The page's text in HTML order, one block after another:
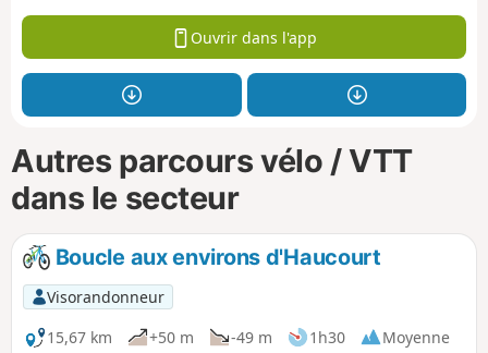
Ouvrir dans l'app
Autres parcours vélo / VTT
dans le secteur
Boucle aux environs d'Haucourt
Visorandonneur
15,67 km
+50 m -49 m 1h30
Moyenne